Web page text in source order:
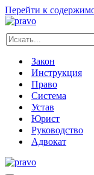
Перейти к
Искать...
Закон
Инструкция
Право
Система
Устав
Юрист
Руководство
Адвокат